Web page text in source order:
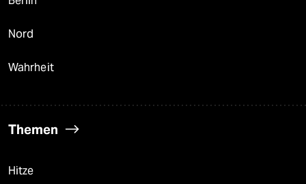
Nord
Wahrheit
Themen
Hitze